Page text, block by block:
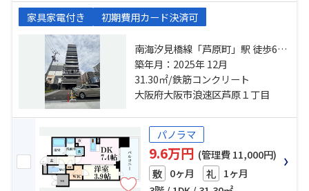
家具家電付き 初期費用カード決済可
南海汐見橋線「芦原町」駅 徒歩6分
大阪環状線「芦原橋」駅 徒歩7分 南
海汐見橋線「汐見橋」駅 徒歩9分
築年月：2025年 12月
31.30㎡/鉄筋コンクリート
大阪府大阪市浪速区芦原１丁目
パノラマ
9.6万円 (管理費 11,000円)
敷 0ヶ月 礼 1ヶ月